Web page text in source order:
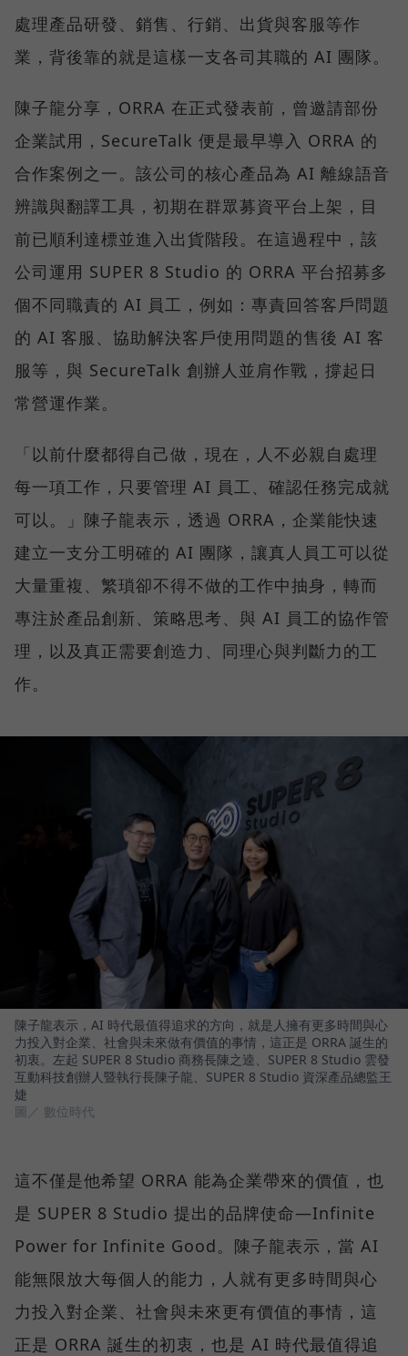
處理產品研發、銷售、行銷、出貨與客服等作
業，背後靠的就是這樣一支各司其職的 AI 團隊。
陳子龍分享，ORRA 在正式發表前，曾邀請部份
企業試用，SecureTalk 便是最早導入 ORRA 的
合作案例之一。該公司的核心產品為 AI 離線語音
辨識與翻譯工具，初期在群眾募資平台上架，目
前已順利達標並進入出貨階段。在這過程中，該
公司運用 SUPER 8 Studio 的 ORRA 平台招募多
個不同職責的 AI 員工，例如：專責回答客戶問題
的 AI 客服、協助解決客戶使用問題的售後 AI 客
服等，與 SecureTalk 創辦人並肩作戰，撐起日
常營運作業。
「以前什麼都得自己做，現在，人不必親自處理
每一項工作，只要管理 AI 員工、確認任務完成就
可以。」陳子龍表示，透過 ORRA，企業能快速
建立一支分工明確的 AI 團隊，讓真人員工可以從
大量重複、繁瑣卻不得不做的工作中抽身，轉而
專注於產品創新、策略思考、與 AI 員工的協作管
理，以及真正需要創造力、同理心與判斷力的工
作。
陳子龍表示，AI 時代最值得追求的方向，就是人擁有更多時間與心
力投入對企業、社會與未來做有價值的事情，這正是 ORRA 誕生的
初衷。左起 SUPER 8 Studio 商務長陳之逵、SUPER 8 Studio 雲發
互動科技創辦人暨執行長陳子龍、SUPER 8 Studio 資深產品總監王
婕
圖／ 數位時代
這不僅是他希望 ORRA 能為企業帶來的價值，也
是 SUPER 8 Studio 提出的品牌使命—Infinite
Power for Infinite Good。陳子龍表示，當 AI
能無限放大每個人的能力，人就有更多時間與心
力投入對企業、社會與未來更有價值的事情，這
正是 ORRA 誕生的初衷，也是 AI 時代最值得追